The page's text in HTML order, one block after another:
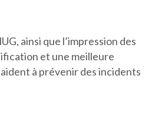
ainsi que l’impression des
et une meilleure
à prévenir des incidents